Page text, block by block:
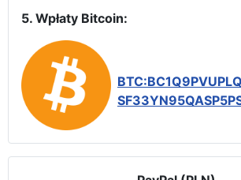
5. Wpłaty Bitcoin: